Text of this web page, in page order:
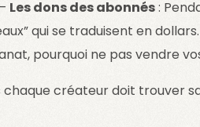
– Les dons des abonnés:
qui se traduisent en
pourquoi ne pas vendre
chaque créateur doit trouver